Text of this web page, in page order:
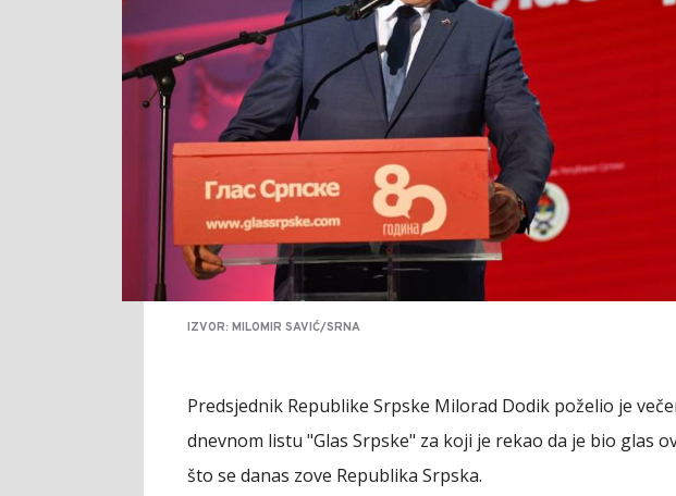
IZVOR: MILOMIR SAVIĆ/SRNA
Predsjednik Republike Srpske Milorad Dodik poželio je
dnevnom listu "Glas Srpske" za koji je rekao da je bio glas
što se danas zove Republika Srpska.